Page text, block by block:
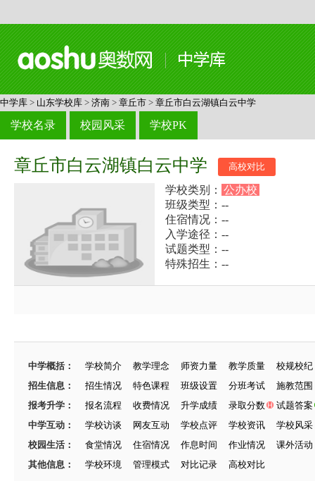
中学库 > 山东学校库 > 济南 > 章丘市 > 章丘市白云湖镇白云中学
学校名录 校园风采 学校PK
章丘市白云湖镇白云中学 高校对比
学校类别： 公办校
班级类型：--
住宿情况：--
入学途径：--
试题类型：--
特殊招生：--
中学概括： 学校简介 教学理念 师资力量 教学质量
校规校纪
招生信息：
招生情况 特色课程 班级设置 分班考试
施教范围
报考升学：
报名流程 收费情况 升学成绩 录取分数
试题答案
中学互动：
学校访谈 网友互动 学校点评 学校资讯
学校风采
校园生活：
食堂情况 住宿情况 作息时间 作业情况
课外活动
其他信息：
学校环境 管理模式 对比记录 高校对比